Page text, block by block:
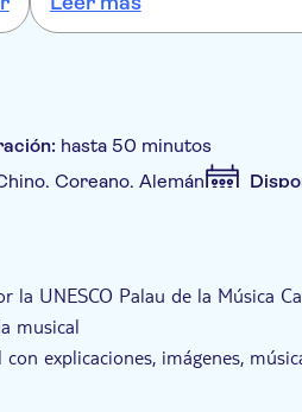
hasta 50 minutos
Coreano, Alemán
Bono electrónico
Entrada
UNESCO Palau de la Música
musical
explicaciones, imágenes,